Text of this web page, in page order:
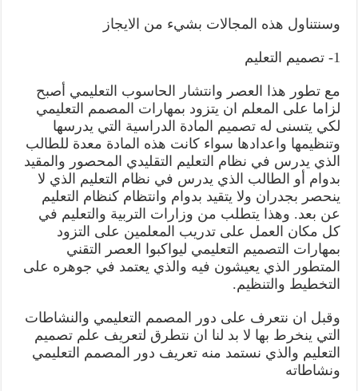
وسنتناول هذه المجالات بشيء من الايجاز
1- تصميم التعليم
مع تطور هذا العصر وانتشار الحاسوب التعليمي أصبح
لزاما على المعلم ان يتزود بمهارات المصمم التعليمي
لكي يتسنى له تصميم المادة الدراسية التي يدرسها
وتنظيمها واعدادها سواء كانت هذه المادة معدة للطالب
الذي يدرس في نظام التعليم التقليدي المحصور والمقيد
بدوام أو الطالب الذي يدرس في نظام التعليم الذي لا
ينحصر بجدران ولا يتقيد بدوام وانتظام كنظام التعليم
عن بعد. وهذا يتطلب من وزارات التربية والتعليم في
كل مكان العمل على تدريب المعلمين على التزود
بمهارات التصميم التعليمي ليواكبوا العصر التقني
المتطور الذي يعيشون فيه والذي يعتمد في جوهره على
التخطيط والتنظيم.
وقبل ان نتعرف على دور المصمم التعليمي والنشاطات
التي ينخرط بها لا بد لنا ان نتطرق لتعريف علم تصميم
التعليم والذي نستمد منه تعريف دور المصمم التعليمي
ونشاطاته